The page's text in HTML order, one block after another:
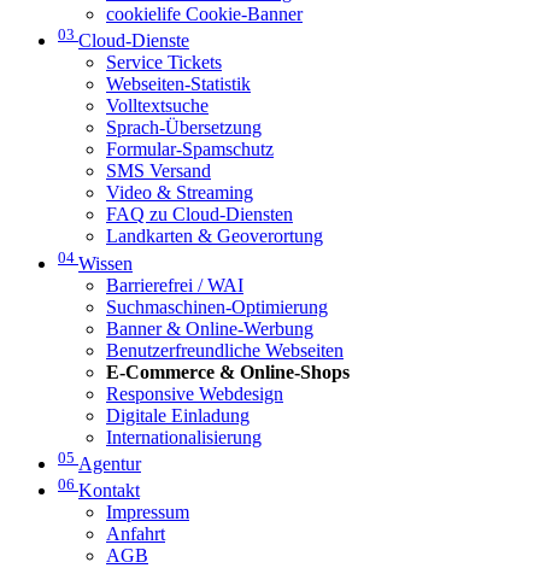
cookielife Cookie-Banner
03 Cloud-Dienste
Service Tickets
Webseiten-Statistik
Volltextsuche
Sprach-Übersetzung
Formular-Spamschutz
SMS Versand
Video & Streaming
FAQ zu Cloud-Diensten
Landkarten & Geoverortung
04 Wissen
Barrierefrei / WAI
Suchmaschinen-Optimierung
Banner & Online-Werbung
Benutzerfreundliche Webseiten
E-Commerce & Online-Shops
Responsive Webdesign
Digitale Einladung
Internationalisierung
05 Agentur
06 Kontakt
Impressum
Anfahrt
AGB